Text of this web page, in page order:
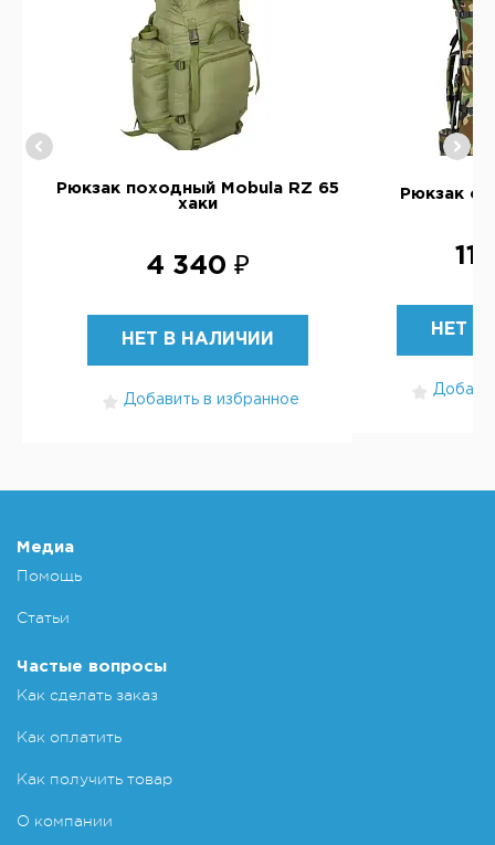
Рюкзак походный Mobula RZ 65
хаки
4 340 ₽
НЕТ В НАЛИЧИИ
Добавить в избранное
Рюкзак
11
НЕТ В
Медиа
Помощь
Статьи
Частые вопросы
Как сделать заказ
Как оплатить
Как получить товар
О компании